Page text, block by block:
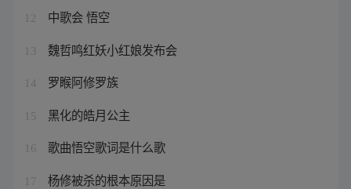
12 中歌会 悟空
13 魏哲鸣红妖小红娘发布会
14 罗睺阿修罗族
15 黑化的皓月公主
16 歌曲悟空歌词是什么歌
17 杨修被杀的根本原因是